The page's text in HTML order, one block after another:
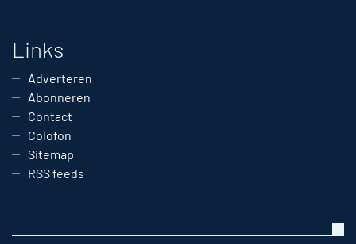
Links
Adverteren
Abonneren
Contact
Colofon
Sitemap
RSS feeds